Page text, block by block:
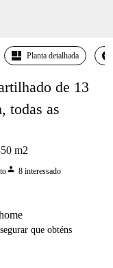
Planta detalhada
de 13
todas as
m2
person 8 interessado
que obténs